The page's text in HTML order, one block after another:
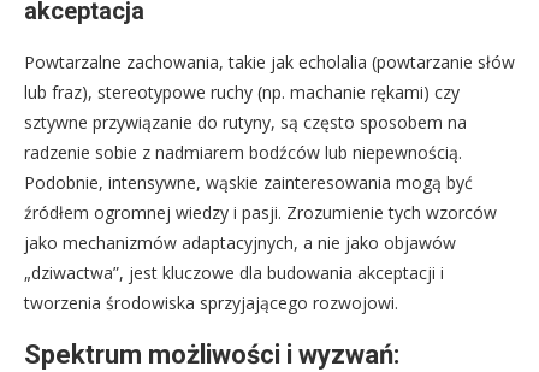
akceptacja
Powtarzalne zachowania, takie jak echolalia (powtarzanie słów
lub fraz), stereotypowe ruchy (np. machanie rękami) czy
sztywne przywiązanie do rutyny, są często sposobem na
radzenie sobie z nadmiarem bodźców lub niepewnością.
Podobnie, intensywne, wąskie zainteresowania mogą być
źródłem ogromnej wiedzy i pasji. Zrozumienie tych wzorców
jako mechanizmów adaptacyjnych, a nie jako objawów
„dziwactwa”, jest kluczowe dla budowania akceptacji i
tworzenia środowiska sprzyjającego rozwojowi.
Spektrum możliwości i wyzwań: